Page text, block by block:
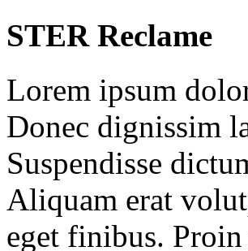
STER Reclame
Lorem ipsum
Donec dignissim
Suspendisse
Aliquam erat
eget finibus.